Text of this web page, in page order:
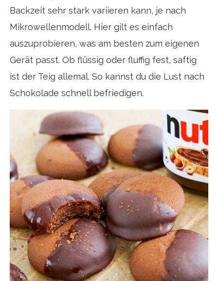
Backzeit sehr stark variieren kann, je nach
Mikrowellenmodell. Hier gilt es einfach
auszuprobieren, was am besten zum eigenen
Gerät passt. Ob flüssig oder fluffig fest, saftig
ist der Teig allemal. So kannst du die Lust nach
Schokolade schnell befriedigen.